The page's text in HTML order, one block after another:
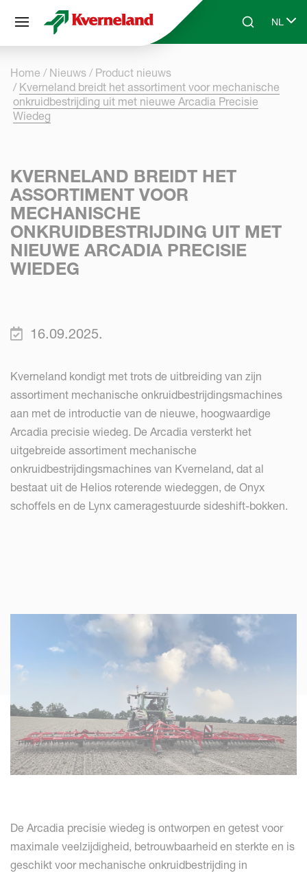
Skip to main contentSearchNL
Select
Home Nieuws
Product nieuws
Kverneland breidt het assortiment voor mechanische
onkruidbestrijding uit met nieuwe Arcadia Precisie
Wiedeg
KVERNELAND BREIDT HET
ASSORTIMENT VOOR
MECHANISCHE
ONKRUIDBESTRIJDING UIT MET
NIEUWE ARCADIA PRECISIE
WIEDEG
16.09.2025.
Kverneland kondigt met trots de uitbreiding van zijn
assortiment mechanische onkruidbestrijdingsmachines
aan met de introductie van de nieuwe, hoogwaardige
Arcadia precisie wiedeg. De Arcadia versterkt het
uitgebreide assortiment mechanische
onkruidbestrijdingsmachines van Kverneland, dat al
bestaat uit de Helios roterende wiedeggen, de Onyx
schoffels en de Lynx cameragestuurde sideshift-bokken.
De Arcadia precisie wiedeg is ontworpen en getest voor
maximale veelzijdigheid, betrouwbaarheid en sterkte en is
geschikt voor mechanische onkruidbestrijding in
Cookies beheer paneel